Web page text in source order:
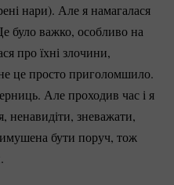
нари). Але я намагалася
було важко, особливо на
про їхні злочини,
це просто приголомшило.
Але проходив час і я
ненавидіти, зневажати,
бути поруч, тож